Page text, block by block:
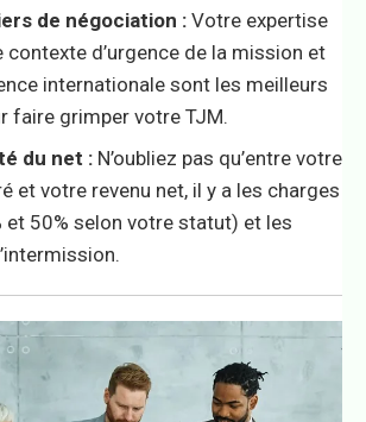
de négociation :Votre expertise
contexte d’urgence de la mission et
internationale sont les meilleurs
faire grimper votre TJM.
du net : N’oubliez pas qu’entre votre
et votre revenu net, il y a les charges
et 50% selon votre statut) et les